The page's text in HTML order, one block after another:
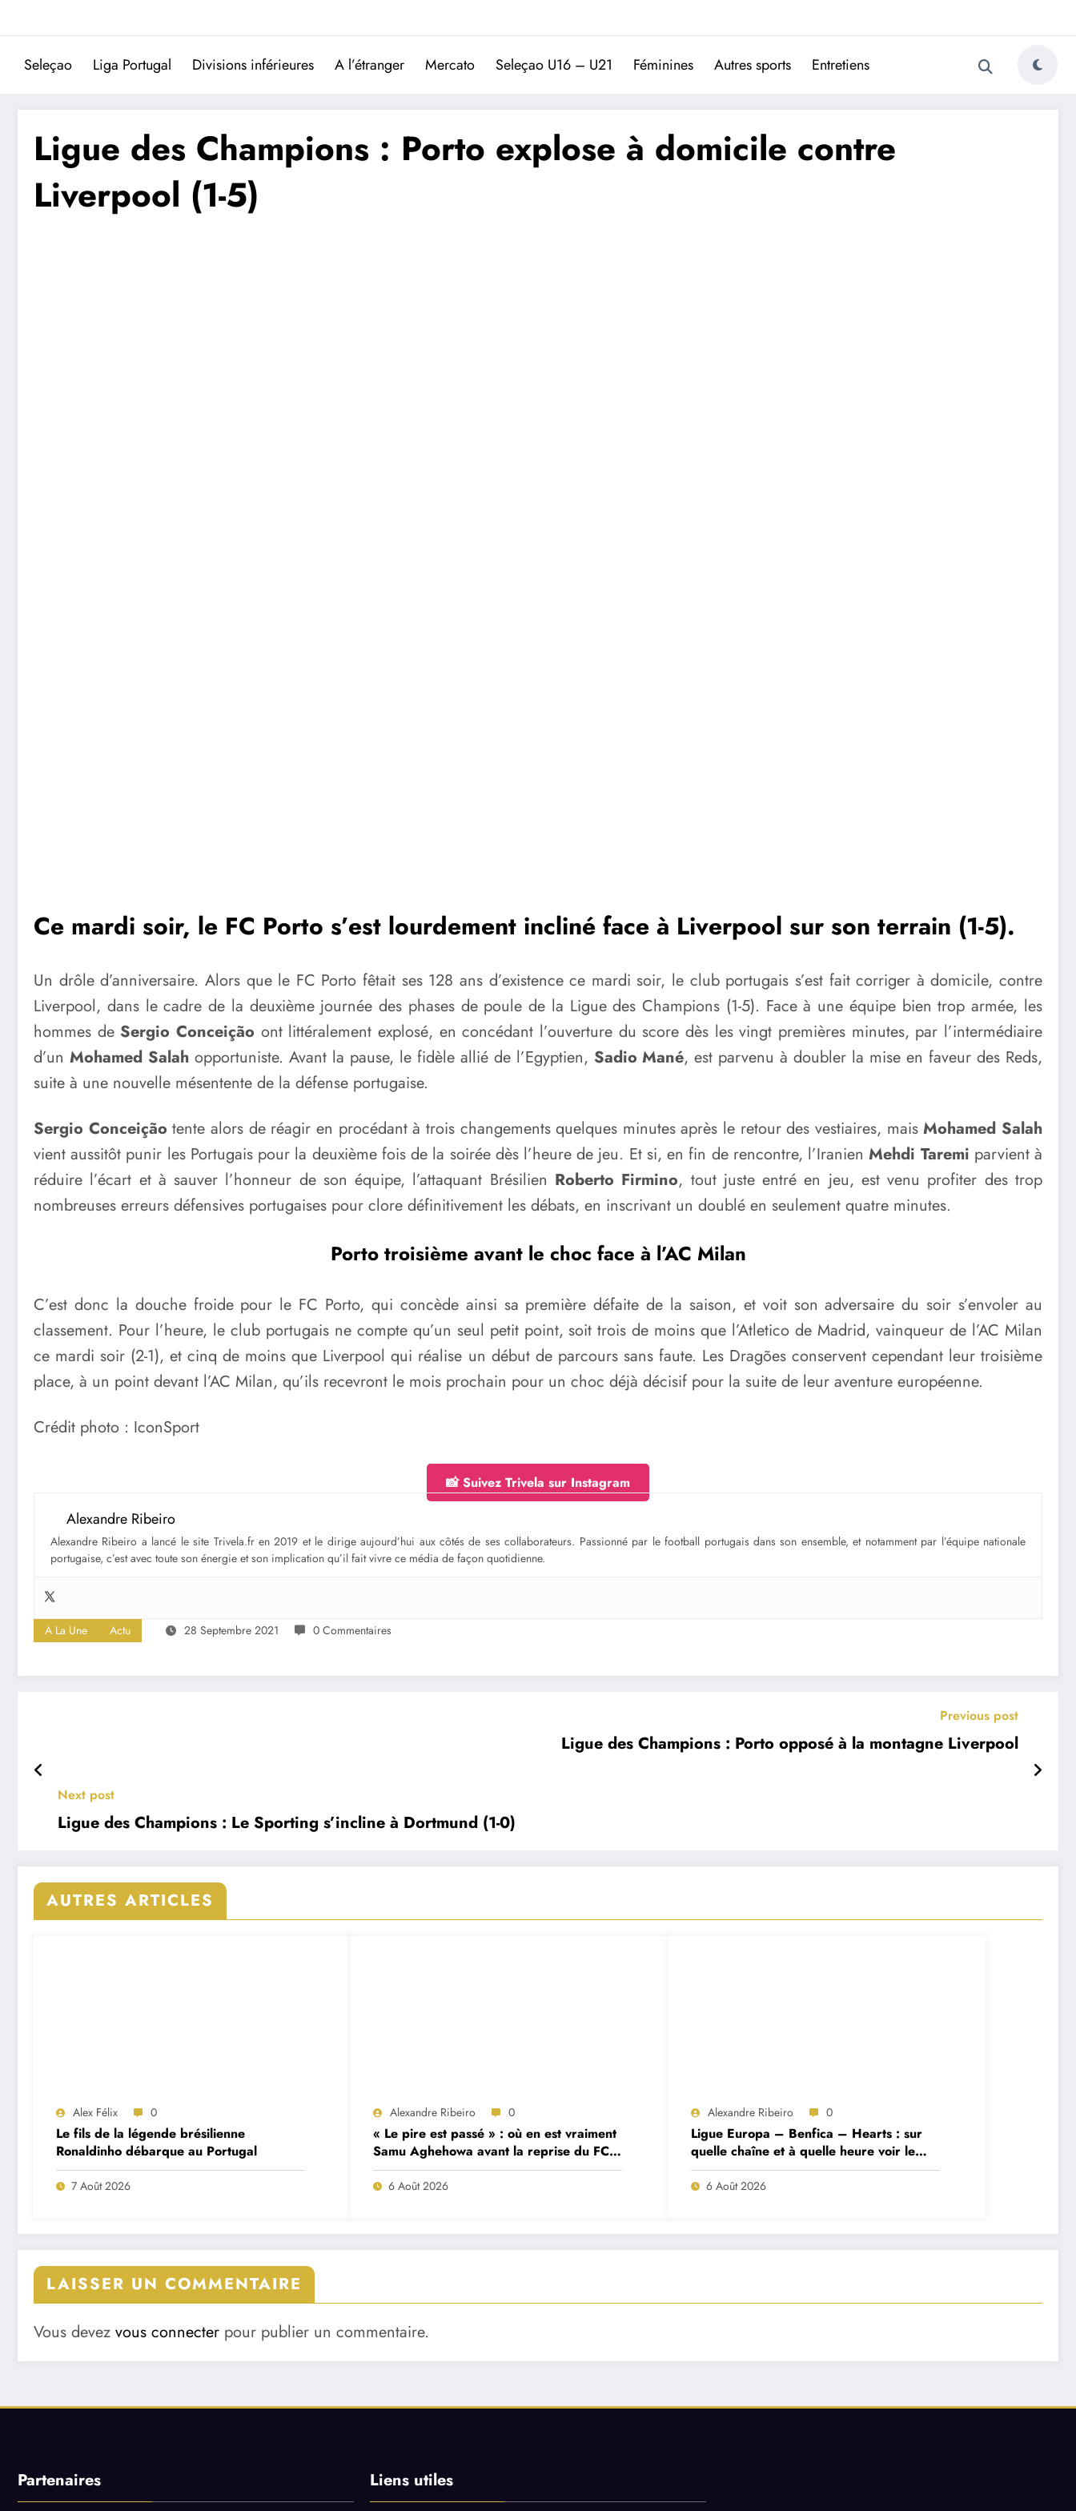
Trivela
L'actualité du football portugais
Seleçao Liga Portugal Divisions inférieures A l’étranger Mercato Seleçao U16 – U21 Féminines Autres sports Entretiens
Ligue des Champions : Porto explose à domicile contre
Liverpool (1-5)
Ce mardi soir, le FC Porto s’est lourdement incliné face à Liverpool sur son terrain (1-5).
Un drôle d’anniversaire. Alors que le FC Porto fêtait ses 128 ans d’existence ce mardi soir, le club portugais s’est fait corriger à domicile, contre
Liverpool, dans le cadre de la deuxième journée des phases de poule de la Ligue des Champions (1-5). Face à une équipe bien trop armée, les
hommes de Sergio Conceição ont littéralement explosé, en concédant l’ouverture du score dès les vingt premières minutes, par l’intermédiaire
d’un Mohamed Salah opportuniste. Avant la pause, le fidèle allié de l’Egyptien, Sadio Mané, est parvenu à doubler la mise en faveur des Reds,
suite à une nouvelle mésentente de la défense portugaise.
Sergio Conceição tente alors de réagir en procédant à trois changements quelques minutes après le retour des vestiaires, maisMohamed Salah
vient aussitôt punir les Portugais pour la deuxième fois de la soirée dès l’heure de jeu. Et si, en fin de rencontre, l’IranienMehdi Taremi parvient à
réduire l’écart et à sauver l’honneur de son équipe, l’attaquant Brésilien Roberto Firmino, tout juste entré en jeu, est venu profiter des trop
nombreuses erreurs défensives portugaises pour clore définitivement les débats, en inscrivant un doublé en seulement quatre minutes.
Porto troisième avant le choc face à l’AC Milan
C’est donc la douche froide pour le FC Porto, qui concède ainsi sa première défaite de la saison, et voit son adversaire du soir s’envoler au
classement. Pour l’heure, le club portugais ne compte qu’un seul petit point, soit trois de moins que l’Atletico de Madrid, vainqueur de l’AC Milan
ce mardi soir (2-1), et cinq de moins que Liverpool qui réalise un début de parcours sans faute. Les Dragões conservent cependant leur troisième
place, à un point devant l’AC Milan, qu’ils recevront le mois prochain pour un choc déjà décisif pour la suite de leur aventure européenne.
Crédit photo : IconSport
📸 Suivez Trivela sur Instagram
Alexandre Ribeiro
Alexandre Ribeiro a lancé le site Trivela.fr en 2019 et le dirige aujourd’hui aux côtés de ses collaborateurs. Passionné par le football portugais dans son ensemble, et notamment par l’équipe nationale
portugaise, c’est avec toute son énergie et son implication qu’il fait vivre ce média de façon quotidienne.
A La Une Actu 28 Septembre 2021 0 Commentaires
Previous post
Ligue des Champions : Porto opposé à la montagne Liverpool
Next post
Ligue des Champions : Le Sporting s’incline à Dortmund (1-0)
AUTRES ARTICLES
Alex Félix 0
Le fils de la légende brésilienne
Ronaldinho débarque au Portugal
7 Août 2026
Alexandre Ribeiro 0
« Le pire est passé » : où en est vraiment
Samu Aghehowa avant la reprise du FC
Porto ?
6 Août 2026
Alexandre Ribeiro 0
Ligue Europa – Benfica – Hearts : sur
quelle chaîne et à quelle heure voir le
match ?
6 Août 2026
LAISSER UN COMMENTAIRE
Vous devez vous connecter pour publier un commentaire.
Partenaires Liens utiles